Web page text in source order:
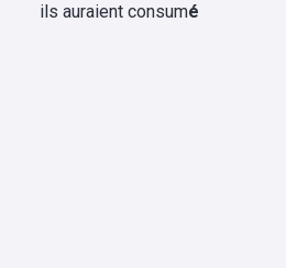
ils auraient consumé